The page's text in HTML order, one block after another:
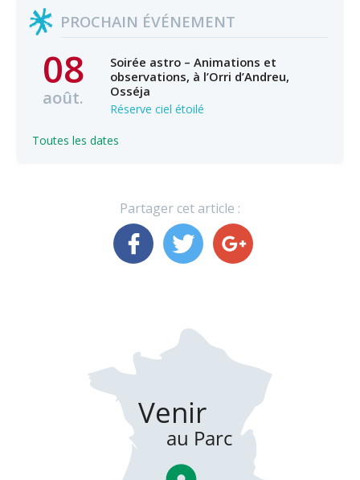
PROCHAIN ÉVÉNEMENT
08
août.
Soirée astro – Animations et
observations, à l’Orri d’Andreu,
Osséja
Réserve ciel étoilé
Toutes les dates
Partager cet article :